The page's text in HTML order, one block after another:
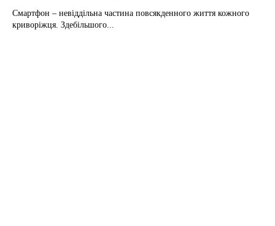
Смартфон – невіддільна частина повсякденного життя кожного
криворіжця. Здебільшого...